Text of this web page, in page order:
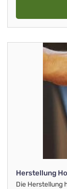
Herstellung
Die Herstellung